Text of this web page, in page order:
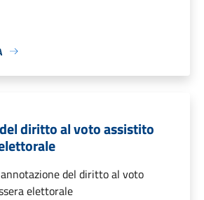
diritto al voto assistito
del diritto al voto
elettorale